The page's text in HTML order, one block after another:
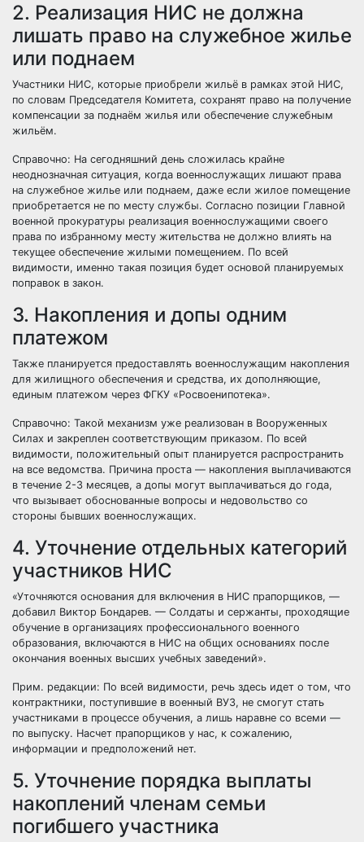
2. Реализация НИС не должна
лишать право на служебное жилье
или поднаем
Участники НИС, которые приобрели жильё в рамках этой НИС,
по словам Председателя Комитета, сохранят право на получение
компенсации за поднаём жилья или обеспечение служебным
жильём.
Справочно: На сегодняшний день сложилась крайне
неоднозначная ситуация, когда военнослужащих лишают права
на служебное жилье или поднаем, даже если жилое помещение
приобретается не по месту службы. Согласно позиции Главной
военной прокуратуры реализация военнослужащими своего
права по избранному месту жительства не должно влиять на
текущее обеспечение жилыми помещением. По всей
видимости, именно такая позиция будет основой планируемых
поправок в закон.
3. Накопления и допы одним
платежом
Также планируется предоставлять военнослужащим накопления
для жилищного обеспечения и средства, их дополняющие,
единым платежом через ФГКУ «Росвоенипотека».
Справочно: Такой механизм уже реализован в Вооруженных
Силах и закреплен соответствующим приказом. По всей
видимости, положительный опыт планируется распространить
на все ведомства. Причина проста — накопления выплачиваются
в течение 2-3 месяцев, а допы могут выплачиваться до года,
что вызывает обоснованные вопросы и недовольство со
стороны бывших военнослужащих.
4. Уточнение отдельных категорий
участников НИС
«Уточняются основания для включения в НИС прапорщиков, —
добавил Виктор Бондарев. — Солдаты и сержанты, проходящие
обучение в организациях профессионального военного
образования, включаются в НИС на общих основаниях после
окончания военных высших учебных заведений».
Прим. редакции: По всей видимости, речь здесь идет о том, что
контрактники, поступившие в военный ВУЗ, не смогут стать
участниками в процессе обучения, а лишь наравне со всеми —
по выпуску. Насчет прапорщиков у нас, к сожалению,
информации и предположений нет.
5. Уточнение порядка выплаты
накоплений членам семьи
погибшего участника